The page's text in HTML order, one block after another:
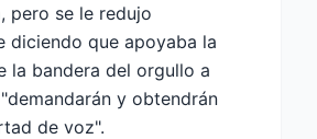
pero se le redujo
diciendo que apoyaba la
la bandera del orgullo a
y obtendrán
de voz".